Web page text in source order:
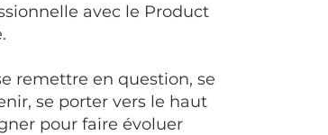
avec le Product
remettre en question, se
se porter vers le haut
pour faire évoluer